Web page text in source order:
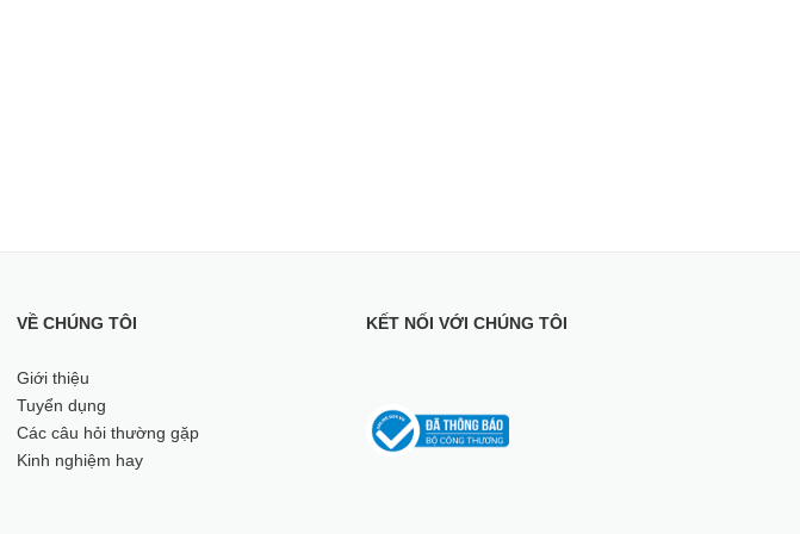
trợ các tình huống cấp bách, nguy hiểm do bão lũ và thiên tai.
VỀ CHÚNG TÔI
Giới thiệu
Tuyển dụng
Các câu hỏi thường gặp
Kinh nghiệm hay
KẾT NỐI VỚI CHÚNG TÔI